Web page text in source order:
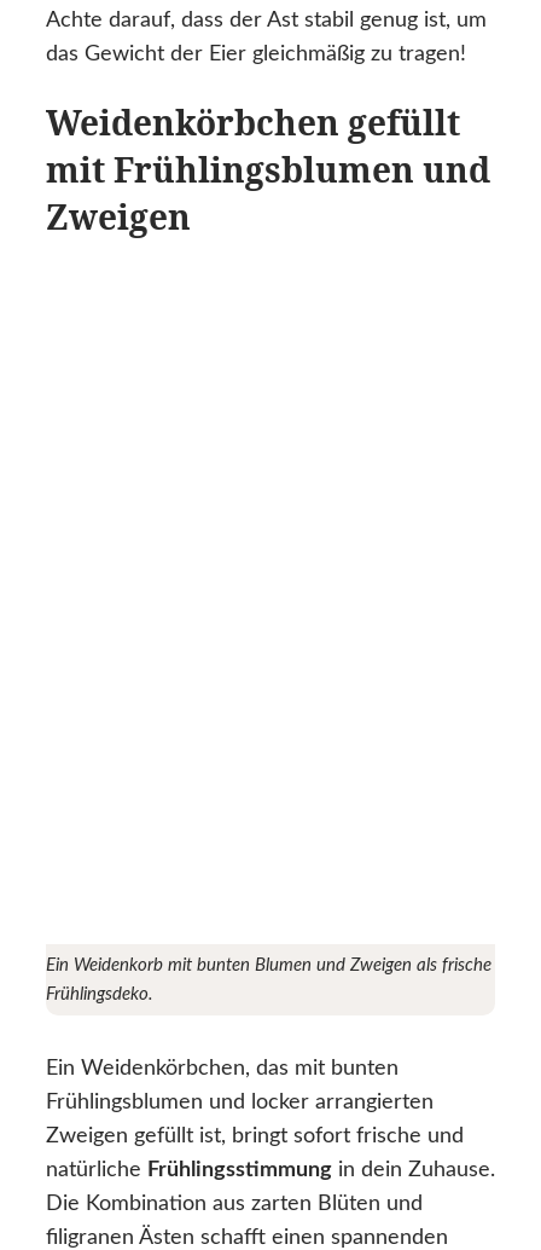
Achte darauf, dass der Ast stabil genug ist, um
das Gewicht der Eier gleichmäßig zu tragen!
Weidenkörbchen gefüllt
mit Frühlingsblumen und
Zweigen
Ein Weidenkorb mit bunten Blumen und Zweigen als frische
Frühlingsdeko.
Ein Weidenkörbchen, das mit bunten
Frühlingsblumen und locker arrangierten
Zweigen gefüllt ist, bringt sofort frische und
natürliche Frühlingsstimmung in dein Zuhause.
Die Kombination aus zarten Blüten und
filigranen Ästen schafft einen spannenden